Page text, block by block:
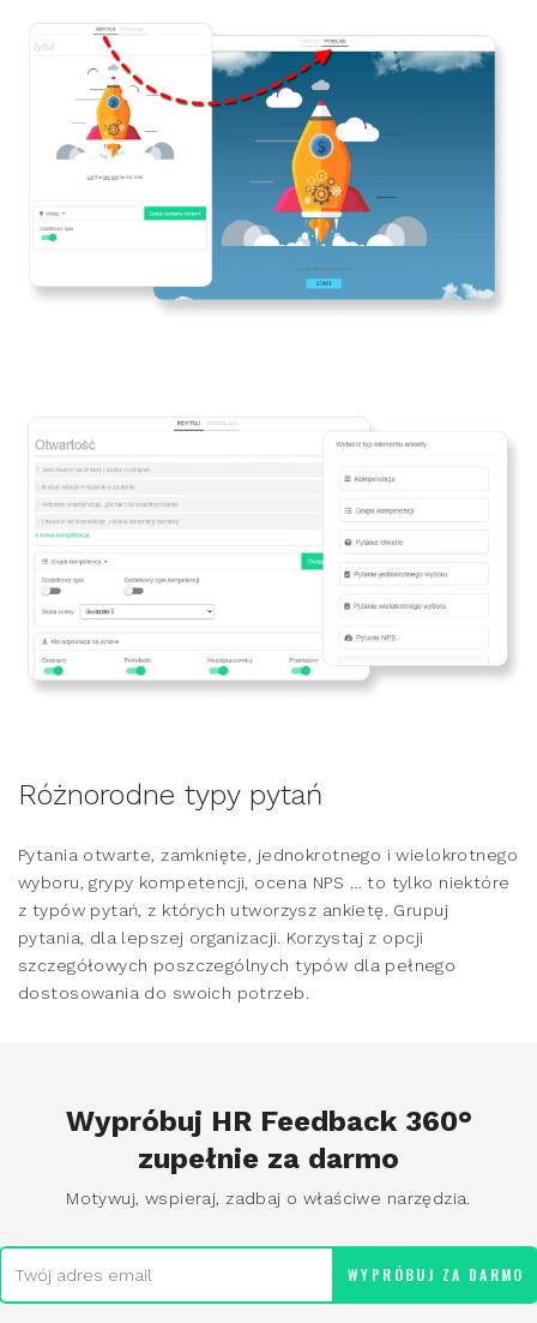
Różnorodne typy pytań
Pytania otwarte, zamknięte, jednokrotnego i wielokrotnego
wyboru, grypy kompetencji, ocena NPS … to tylko niektóre
z typów pytań, z których utworzysz ankietę. Grupuj
pytania, dla lepszej organizacji. Korzystaj z opcji
szczegółowych poszczególnych typów dla pełnego
dostosowania do swoich potrzeb.
Wypróbuj HR Feedback 360°
zupełnie za darmo
Motywuj, wspieraj, zadbaj o właściwe narzędzia.
WYPRÓBUJ ZA DARMO